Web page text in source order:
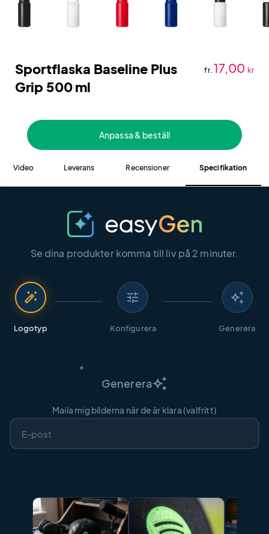
Sportflaska Baseline Plus
Grip 500 ml
fr. 17,00 kr
Anpassa & beställ
Video Leverans Recensioner Specifikation
Se dina produkter komma till liv på 2 minuter.
auto_fix_high
Logotyp
tune
Konfigurera
auto_awesome
Generera
Genereraauto_awesome
Maila mig bilderna när de är klara (valfritt)